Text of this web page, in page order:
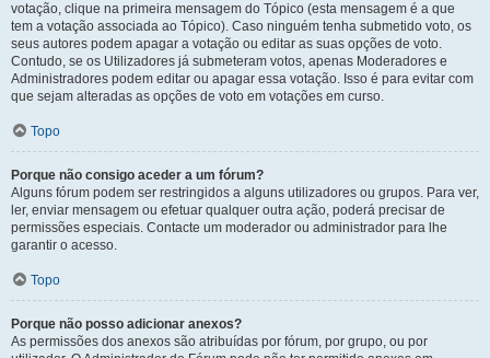
votação, clique na primeira mensagem do Tópico (esta mensagem é a que
tem a votação associada ao Tópico). Caso ninguém tenha submetido voto, os
seus autores podem apagar a votação ou editar as suas opções de voto.
Contudo, se os Utilizadores já submeteram votos, apenas Moderadores e
Administradores podem editar ou apagar essa votação. Isso é para evitar com
que sejam alteradas as opções de voto em votações em curso.
Topo
Porque não consigo aceder a um fórum?
Alguns fórum podem ser restringidos a alguns utilizadores ou grupos. Para ver,
ler, enviar mensagem ou efetuar qualquer outra ação, poderá precisar de
permissões especiais. Contacte um moderador ou administrador para lhe
garantir o acesso.
Topo
Porque não posso adicionar anexos?
As permissões dos anexos são atribuídas por fórum, por grupo, ou por